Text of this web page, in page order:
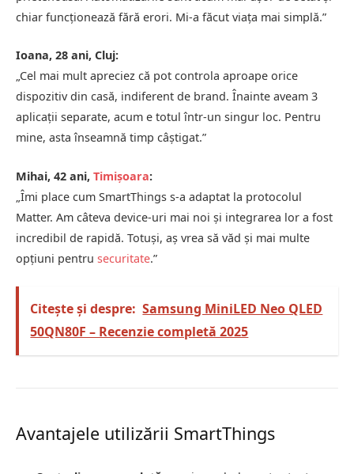
chiar funcționează fără erori. Mi-a făcut viața mai simplă.”
Ioana, 28 ani, Cluj:
„Cel mai mult apreciez că pot controla aproape orice
dispozitiv din casă, indiferent de brand. Înainte aveam 3
aplicații separate, acum e totul într-un singur loc. Pentru
mine, asta înseamnă timp câștigat.”
Mihai, 42 ani, Timișoara:
„Îmi place cum SmartThings s-a adaptat la protocolul
Matter. Am câteva device-uri mai noi și integrarea lor a fost
incredibil de rapidă. Totuși, aș vrea să văd și mai multe
opțiuni pentru securitate.”
Citește și despre: Samsung MiniLED Neo QLED
50QN80F – Recenzie completă 2025
Avantajele utilizării SmartThings